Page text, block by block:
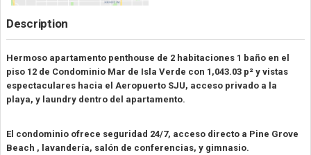
Description
Hermoso apartamento penthouse de 2 habitaciones 1 baño en el
piso 12 de Condominio Mar de Isla Verde con 1,043.03 p² y vistas
espectaculares hacia el Aeropuerto SJU, acceso privado a la
playa, y laundry dentro del apartamento.
El condominio ofrece seguridad 24/7, acceso directo a Pine Grove
Beach , lavandería, salón de conferencias, y gimnasio.